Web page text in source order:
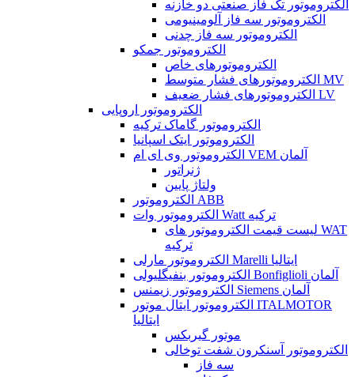
الکتروموتور تک فاز صنعتی دو خازنه
الکتروموتور سه فاز آلومینیومی
الکتروموتور سه فاز چدنی
الکتروموتور جمکو
الکتروموتورهای خاص
الکتروموتورهای فشار متوسط MV
الکتروموتورهای فشار ضعیف LV
الکتروموتور اروپایی
الکتروموتور گاماک ترکیه
الکتروموتور ایتک اسپانیا
الکتروموتور وی ای ام VEM آلمان
ژنراتور
ولتاژ پایین
الکتروموتور ABB
الکتروموتور وات Watt ترکیه
لیست قیمت الکتروموتور های WAT
ترکیه
الکتروموتور مارلی Marelli ایتالیا
الکتروموتور بنفیگلیولی Bonfiglioli آلمان
الکتروموتور زیمنس Siemens آلمان
الکتروموتور ایتال موتور ITALMOTOR
ایتالیا
موتور گیربکس
الکتروموتور آسنکرون شفت توخالی
سه فاز